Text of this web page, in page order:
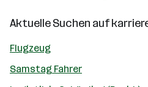
Aktuelle Suchen auf
Flugzeug
Samstag Fahrer